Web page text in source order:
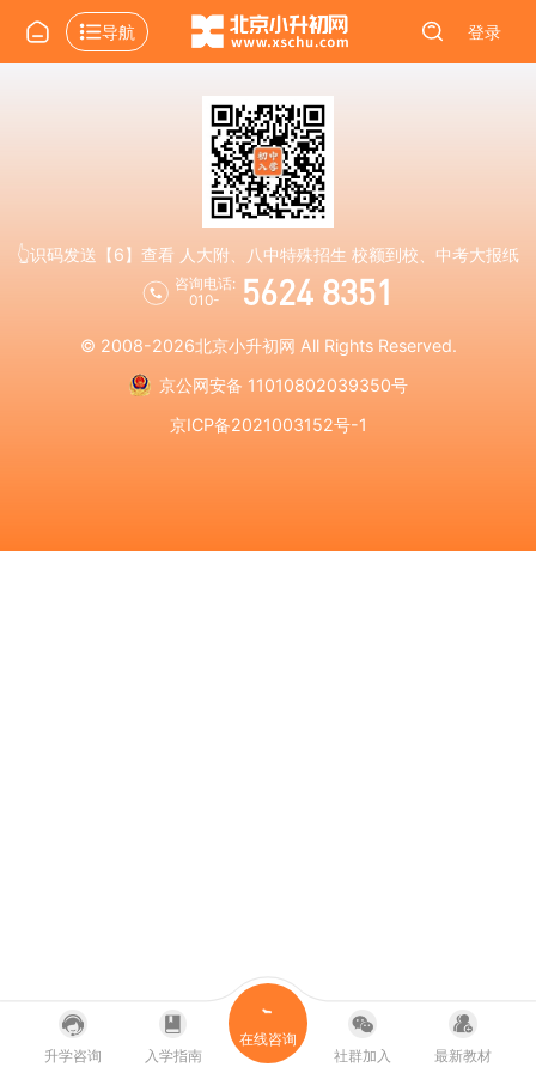
导航 登录
👆识码发送【6】查看 人大附、八中特殊招生 校额到校、中考大报纸
咨询电话:
010-
5624 8351
© 2008-2026北京小升初网 All Rights Reserved.
京公网安备 11010802039350号
京ICP备2021003152号-1
升学咨询 入学指南
在线咨询
社群加入
最新教材